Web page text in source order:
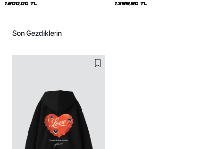
1.200,00 TL 1.399,90 TL
Son Gezdiklerin